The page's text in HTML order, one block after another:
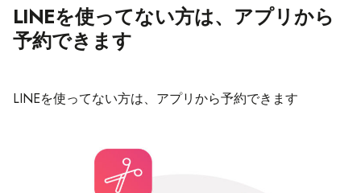
LINEを使ってない方は、アプリから
予約できます
LINEを使ってない方は、アプリから予約できます